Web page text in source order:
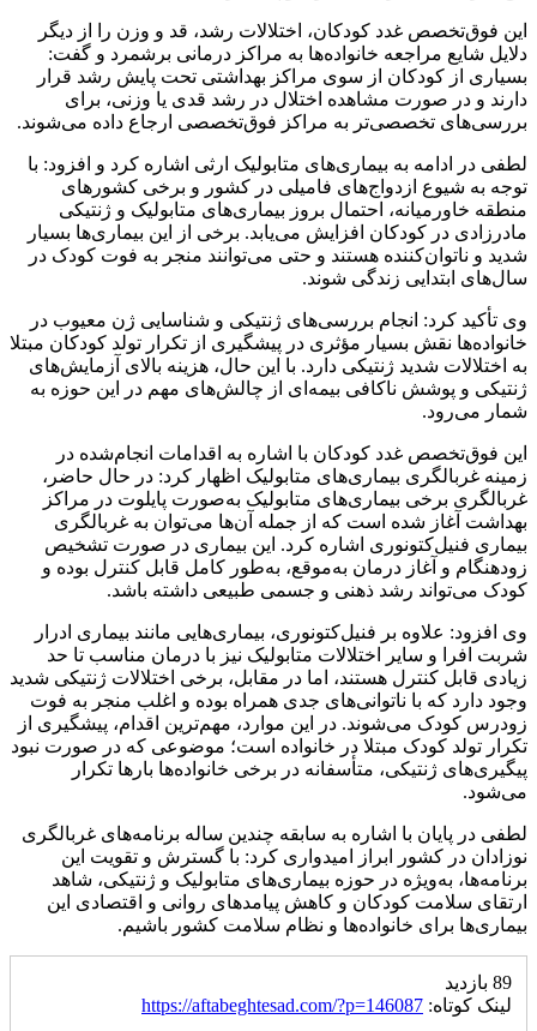
این فوق‌تخصص غدد کودکان، اختلالات رشد، قد و وزن را از دیگر
دلایل شایع مراجعه خانواده‌ها به مراکز درمانی برشمرد و گفت:
بسیاری از کودکان از سوی مراکز بهداشتی تحت پایش رشد قرار
دارند و در صورت مشاهده اختلال در رشد قدی یا وزنی، برای
بررسی‌های تخصصی‌تر به مراکز فوق‌تخصصی ارجاع داده می‌شوند.
لطفی در ادامه به بیماری‌های متابولیک ارثی اشاره کرد و افزود: با
توجه به شیوع ازدواج‌های فامیلی در کشور و برخی کشورهای
منطقه خاورمیانه، احتمال بروز بیماری‌های متابولیک و ژنتیکی
مادرزادی در کودکان افزایش می‌یابد. برخی از این بیماری‌ها بسیار
شدید و ناتوان‌کننده هستند و حتی می‌توانند منجر به فوت کودک در
سال‌های ابتدایی زندگی شوند.
وی تأکید کرد: انجام بررسی‌های ژنتیکی و شناسایی ژن معیوب در
خانواده‌ها نقش بسیار مؤثری در پیشگیری از تکرار تولد کودکان مبتلا
به اختلالات شدید ژنتیکی دارد. با این حال، هزینه بالای آزمایش‌های
ژنتیکی و پوشش ناکافی بیمه‌ای از چالش‌های مهم در این حوزه به
شمار می‌رود.
این فوق‌تخصص غدد کودکان با اشاره به اقدامات انجام‌شده در
زمینه غربالگری بیماری‌های متابولیک اظهار کرد: در حال حاضر،
غربالگری برخی بیماری‌های متابولیک به‌صورت پایلوت در مراکز
بهداشت آغاز شده است که از جمله آن‌ها می‌توان به غربالگری
بیماری فنیل‌کتونوری اشاره کرد. این بیماری در صورت تشخیص
زودهنگام و آغاز درمان به‌موقع، به‌طور کامل قابل کنترل بوده و
کودک می‌تواند رشد ذهنی و جسمی طبیعی داشته باشد.
وی افزود: علاوه بر فنیل‌کتونوری، بیماری‌هایی مانند بیماری ادرار
شربت افرا و سایر اختلالات متابولیک نیز با درمان مناسب تا حد
زیادی قابل کنترل هستند، اما در مقابل، برخی اختلالات ژنتیکی شدید
وجود دارد که با ناتوانی‌های جدی همراه بوده و اغلب منجر به فوت
زودرس کودک می‌شوند. در این موارد، مهم‌ترین اقدام، پیشگیری از
تکرار تولد کودک مبتلا در خانواده است؛ موضوعی که در صورت نبود
پیگیری‌های ژنتیکی، متأسفانه در برخی خانواده‌ها بارها تکرار
می‌شود.
لطفی در پایان با اشاره به سابقه چندین ساله برنامه‌های غربالگری
نوزادان در کشور ابراز امیدواری کرد: با گسترش و تقویت این
برنامه‌ها، به‌ویژه در حوزه بیماری‌های متابولیک و ژنتیکی، شاهد
ارتقای سلامت کودکان و کاهش پیامدهای روانی و اقتصادی این
بیماری‌ها برای خانواده‌ها و نظام سلامت کشور باشیم.
89 بازدید
لینک کوتاه: https://aftabeghtesad.com/?p=146087